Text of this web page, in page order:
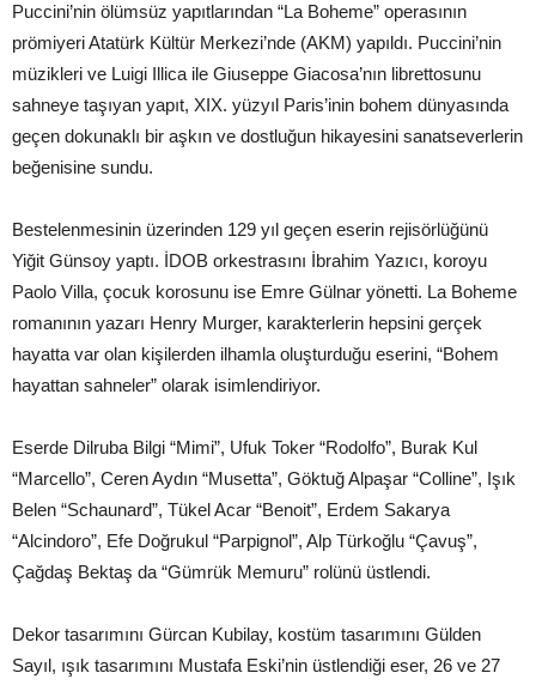
Puccini’nin ölümsüz yapıtlarından “La Boheme” operasının
prömiyeri Atatürk Kültür Merkezi’nde (AKM) yapıldı. Puccini’nin
müzikleri ve Luigi Illica ile Giuseppe Giacosa’nın librettosunu
sahneye taşıyan yapıt, XIX. yüzyıl Paris’inin bohem dünyasında
geçen dokunaklı bir aşkın ve dostluğun hikayesini sanatseverlerin
beğenisine sundu.
Bestelenmesinin üzerinden 129 yıl geçen eserin rejisörlüğünü
Yiğit Günsoy yaptı. İDOB orkestrasını İbrahim Yazıcı, koroyu
Paolo Villa, çocuk korosunu ise Emre Gülnar yönetti. La Boheme
romanının yazarı Henry Murger, karakterlerin hepsini gerçek
hayatta var olan kişilerden ilhamla oluşturduğu eserini, “Bohem
hayattan sahneler” olarak isimlendiriyor.
Eserde Dilruba Bilgi “Mimi”, Ufuk Toker “Rodolfo”, Burak Kul
“Marcello”, Ceren Aydın “Musetta”, Göktuğ Alpaşar “Colline”, Işık
Belen “Schaunard”, Tükel Acar “Benoit”, Erdem Sakarya
“Alcindoro”, Efe Doğrukul “Parpignol”, Alp Türkoğlu “Çavuş”,
Çağdaş Bektaş da “Gümrük Memuru” rolünü üstlendi.
Dekor tasarımını Gürcan Kubilay, kostüm tasarımını Gülden
Sayıl, ışık tasarımını Mustafa Eski’nin üstlendiği eser, 26 ve 27